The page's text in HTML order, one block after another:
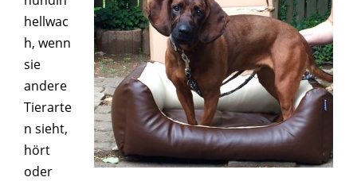
hellwac
h, wenn
sie
andere
Tierarte
n sieht,
hört
oder